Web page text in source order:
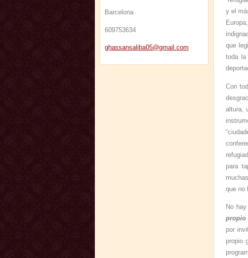
Barcelona
609753634
ghassansaliba05@gmail.com
y el
que
toda la
Con
altura,
para
que no
No
propio
por
propio